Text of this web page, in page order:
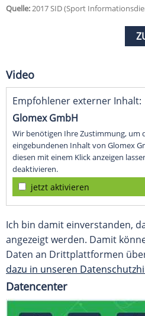
Quelle:2017 SID (Sport
Video
Empfohlener externer Inhalt:
Glomex GmbH
Wir benötigen Ihre Zustimmung, um
eingebundenen Inhalt von Glomex
diesen mit einem Klick anzeigen
deaktivieren.
jetzt aktivieren
Ich bin damit einverstanden,
angezeigt werden. Damit
Daten an Drittplattformen
dazu in unseren
Datencenter